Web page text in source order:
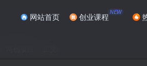
网站首页 创业课程 NEW